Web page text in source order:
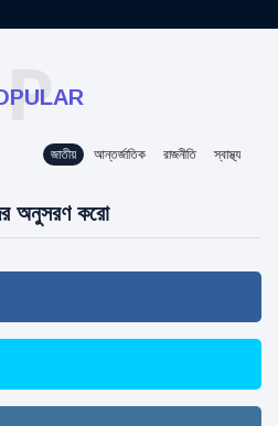
P
জাতীয় আন্তর্জাতিক রাজনীতি স্বাস্থ্য
অনুসরণ করো